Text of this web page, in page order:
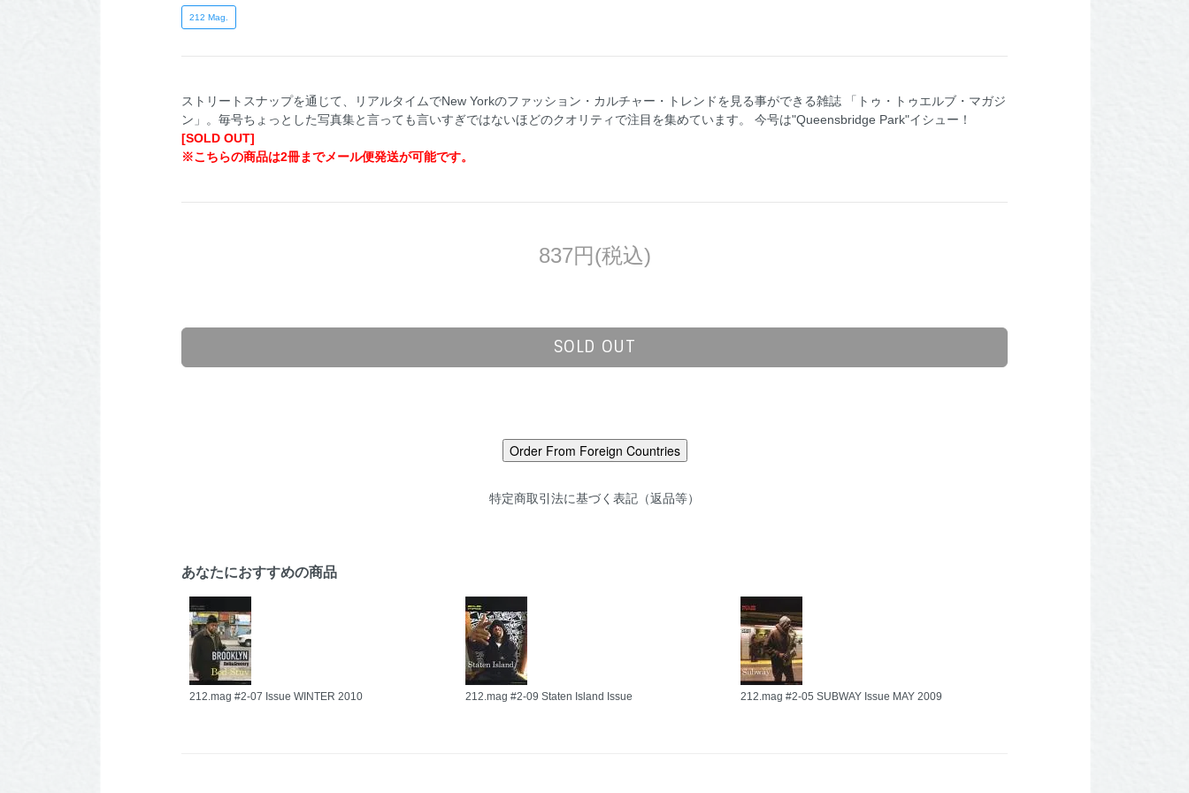
212 Mag.
ストリートスナップを通じて、リアルタイムでNew Yorkのファッション・カルチャー・トレンドを見る事ができる雑誌 「トゥ・トゥエルブ・マガジ
ン」。毎号ちょっとした写真集と言っても言いすぎではないほどのクオリティで注目を集めています。 今号は"Queensbridge Park"イシュー！
[SOLD OUT]
※こちらの商品は2冊までメール便発送が可能です。
837円(税込)
SOLD OUT
特定商取引法に基づく表記（返品等）
あなたにおすすめの商品
212.mag #2-07 Issue WINTER 2010 212.mag #2-09 Staten Island Issue 212.mag #2-05 SUBWAY Issue MAY 2009